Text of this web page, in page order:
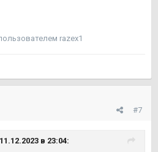
razex1
#7
в 23:04: